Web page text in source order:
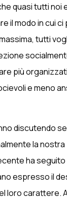
quasi tutti noi
il modo in cui
tutti
più
e meno
discutendo
la
ha seguito
espresso il
loro carattere. A